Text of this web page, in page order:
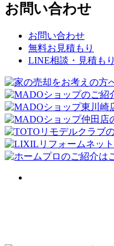
お問い合わせ
お問い合わせ
無料お見積もり
LINE相談・見積もり